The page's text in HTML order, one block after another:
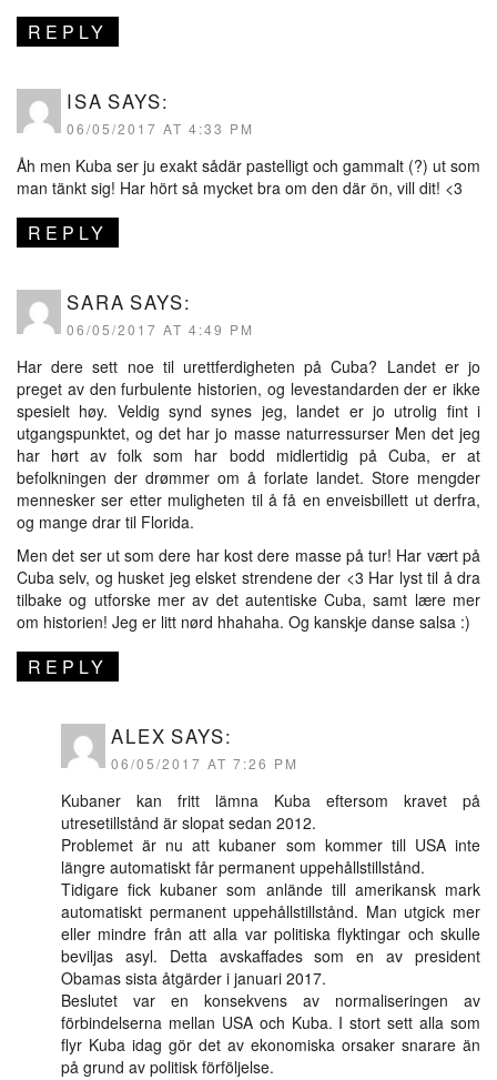
REPLY
ISA SAYS:
06/05/2017 AT 4:33 PM
Åh men Kuba ser ju exakt sådär pastelligt och gammalt (?) ut som
man tänkt sig! Har hört så mycket bra om den där ön, vill dit! <3
REPLY
SARA SAYS:
06/05/2017 AT 4:49 PM
Har dere sett noe til urettferdigheten på Cuba? Landet er jo
preget av den furbulente historien, og levestandarden der er ikke
spesielt høy. Veldig synd synes jeg, landet er jo utrolig fint i
utgangspunktet, og det har jo masse naturressurser Men det jeg
har hørt av folk som har bodd midlertidig på Cuba, er at
befolkningen der drømmer om å forlate landet. Store mengder
mennesker ser etter muligheten til å få en enveisbillett ut derfra,
og mange drar til Florida.
Men det ser ut som dere har kost dere masse på tur! Har vært på
Cuba selv, og husket jeg elsket strendene der <3 Har lyst til å dra
tilbake og utforske mer av det autentiske Cuba, samt lære mer
om historien! Jeg er litt nørd hhahaha. Og kanskje danse salsa :)
REPLY
ALEX SAYS:
06/05/2017 AT 7:26 PM
Kubaner kan fritt lämna Kuba eftersom kravet på
utresetillstånd är slopat sedan 2012.
Problemet är nu att kubaner som kommer till USA inte
längre automatiskt får permanent uppehållstillstånd.
Tidigare fick kubaner som anlände till amerikansk mark
automatiskt permanent uppehållstillstånd. Man utgick mer
eller mindre från att alla var politiska flyktingar och skulle
beviljas asyl. Detta avskaffades som en av president
Obamas sista åtgärder i januari 2017.
Beslutet var en konsekvens av normaliseringen av
förbindelserna mellan USA och Kuba. I stort sett alla som
flyr Kuba idag gör det av ekonomiska orsaker snarare än
på grund av politisk förföljelse.